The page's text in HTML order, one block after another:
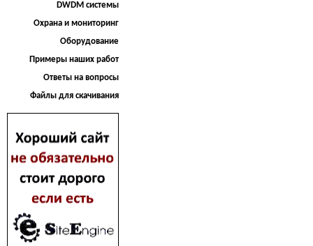
DWDM системы
Охрана и мониторинг
Оборудование
Примеры наших работ
Ответы на вопросы
Файлы для скачивания